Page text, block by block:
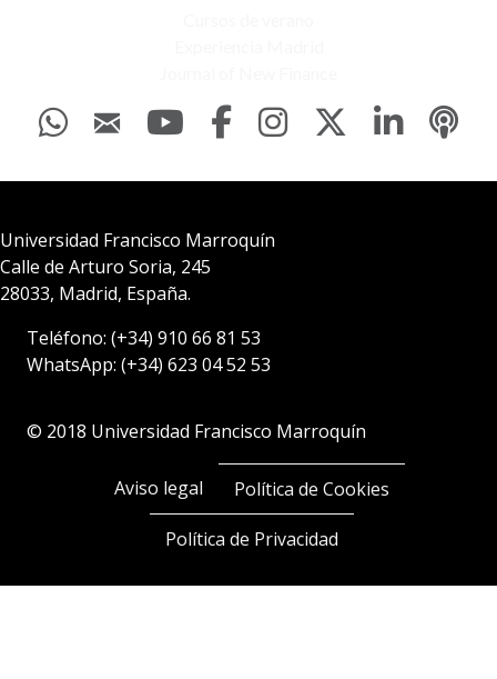
Universidad Francisco Marroquín
Calle de Arturo Soria, 245
28033, Madrid, España.
Teléfono: (+34) 910 66 81 53
WhatsApp: (+34) 623 04 52 53
© 2018 Universidad Francisco Marroquín
Aviso legal Política de Cookies
Política de Privacidad